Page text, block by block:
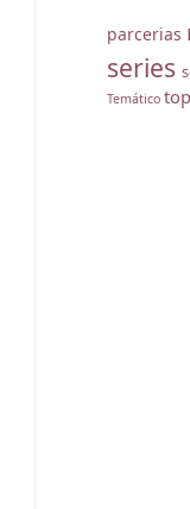
parcerias
series
Temático